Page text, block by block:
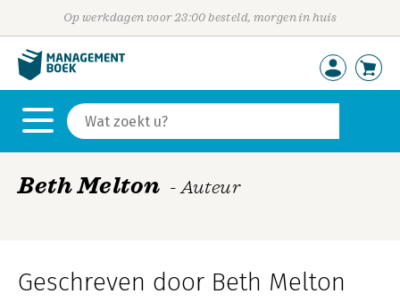
Op werkdagen voor 23:00 besteld, morgen in huis
Beth Melton - Auteur
Geschreven door Beth Melton